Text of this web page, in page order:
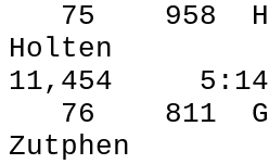
75
958
Holten
11,454
5:14
76
811
Zutphen